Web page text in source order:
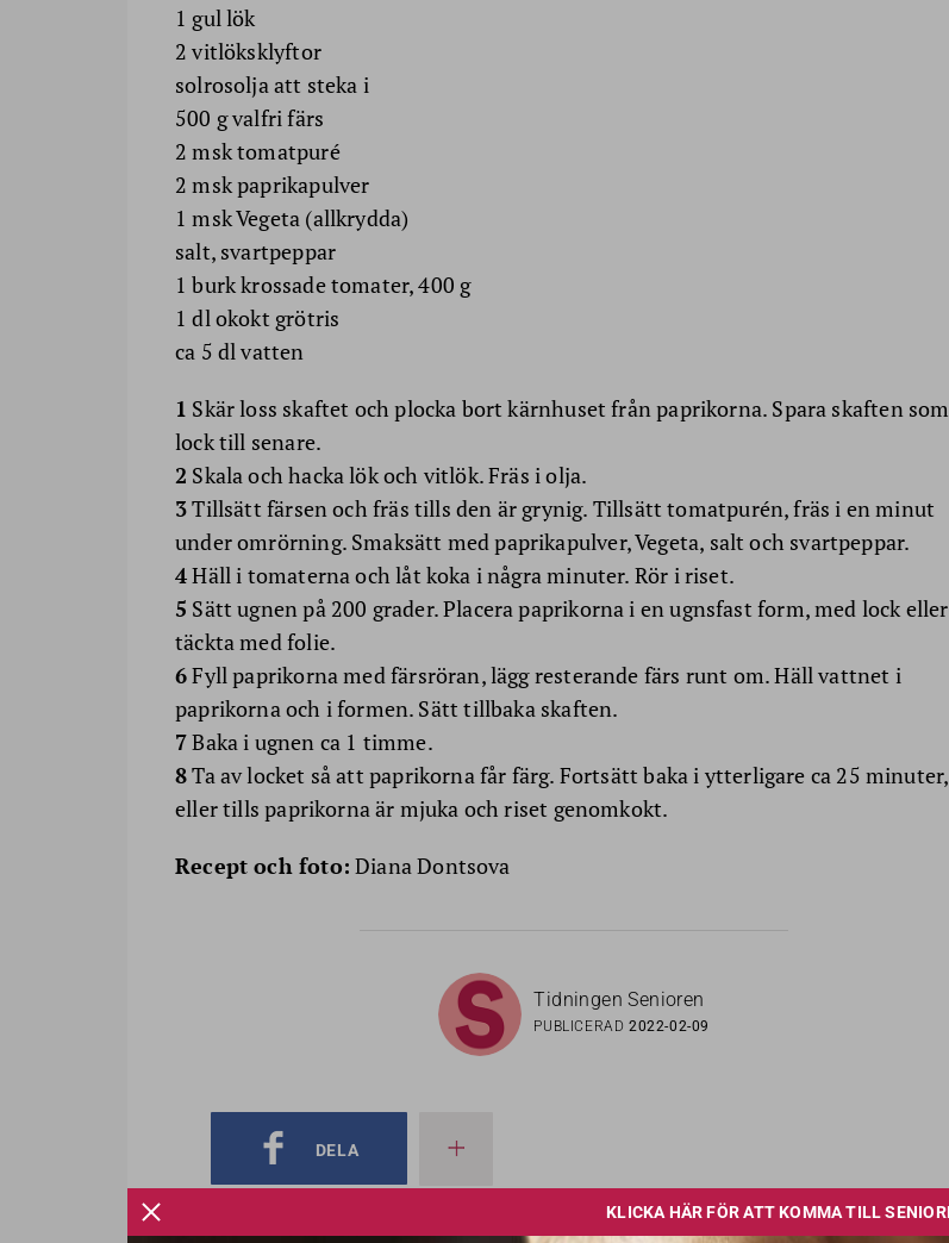
1 gul lök
2 vitlöksklyftor
solrosolja att steka i
500 g valfri färs
2 msk tomatpuré
2 msk paprikapulver
1 msk Vegeta (allkrydda)
salt, svartpeppar
1 burk krossade tomater, 400 g
1 dl okokt grötris
ca 5 dl vatten
1 Skär loss skaftet och plocka bort kärnhuset från paprikorna. Spara skaften som
lock till senare.
2 Skala och hacka lök och vitlök. Fräs i olja.
3Tillsätt färsen och fräs tills den är grynig. Tillsätt tomatpurén, fräs i en minut
under omrörning. Smaksätt med paprikapulver, Vegeta, salt och svartpeppar.
4Häll i tomaterna och låt koka i några minuter. Rör i riset.
5 Sätt ugnen på 200 grader. Placera paprikorna i en ugnsfast form, med lock eller
täckta med folie.
6Fyll paprikorna med färsröran, lägg resterande färs runt om. Häll vattnet i
paprikorna och i formen. Sätt tillbaka skaften.
7Baka i ugnen ca 1 timme.
8Ta av locket så att paprikorna får färg. Fortsätt baka i ytterligare ca 25 minuter,
eller tills paprikorna är mjuka och riset genomkokt.
Recept och foto: Diana Dontsova
Tidningen Senioren
PUBLICERAD2022-02-09
DELA